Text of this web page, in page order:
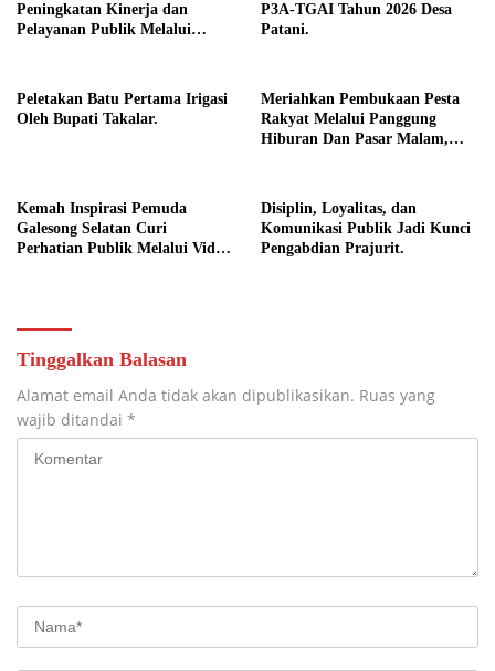
Peningkatan Kinerja dan
Pelayanan Publik Melalui
P3A-TGAI Tahun 2026 Desa
Patani.
Peletakan Batu Pertama Irigasi
Oleh Bupati Takalar.
Meriahkan Pembukaan Pesta
Rakyat Melalui Panggung
Hiburan Dan Pasar Malam,
Kemah Inspirasi Pemuda
Galesong Selatan Curi
Perhatian Publik Melalui Video
Disiplin, Loyalitas, dan
Komunikasi Publik Jadi Kunci
Pengabdian Prajurit.
Tinggalkan Balasan
Alamat email Anda tidak akan dipublikasikan. Ruas yang
wajib ditandai *